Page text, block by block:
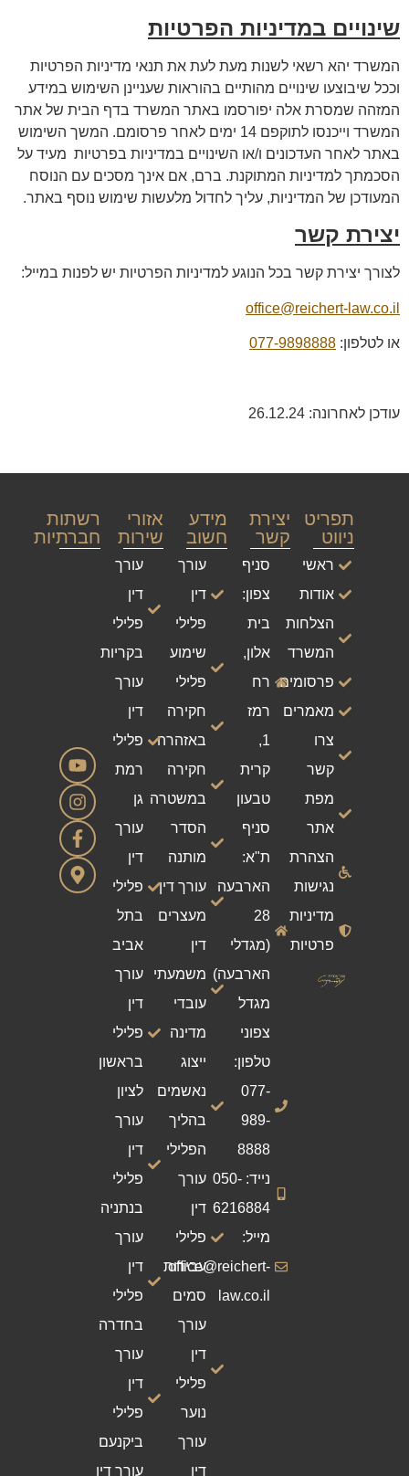
שינויים במדיניות הפרטיות
המשרד יהא רשאי לשנות מעת לעת את תנאי מדיניות הפרטיות
וככל שיבוצעו שינויים מהותיים בהוראות שעניינן השימוש במידע
המזהה שמסרת אלה יפורסמו באתר המשרד בדף הבית של אתר
המשרד וייכנסו לתוקפם 14 ימים לאחר פרסומם. המשך השימוש
באתר לאחר העדכונים ו/או השינויים במדיניות בפרטיות מעיד על
הסכמתך למדיניות המתוקנת. ברם, אם אינך מסכים עם הנוסח
המעודכן של המדיניות, עליך לחדול מלעשות שימוש נוסף באתר.
יצירת קשר
לצורך יצירת קשר בכל הנוגע למדיניות הפרטיות יש לפנות במייל:
office@reichert-law.co.il
או לטלפון: 077-9898888
עודכן לאחרונה: 26.12.24
תפריט
ניווט
ראשי
אודות
הצלחות
המשרד
פרסומים
מאמרים
צרו
קשר
מפת
אתר
הצהרת
נגישות
מדיניות
פרטיות
יצירת
קשר
סניף
צפון:
בית
אלון,
רח
רמז
1,
קרית
טבעון
סניף
ת"א:
הארבעה
28
(מגדלי
הארבעה)
מגדל
צפוני
טלפון:
077-
989-
8888
נייד: 050-
6216884
מייל:
office@reichert-
law.co.il
מידע
חשוב
עורך
דין
פלילי
שימוע
פלילי
חקירה
באזהרה
חקירה
במשטרה
הסדר
מותנה
עורך דין
מעצרים
דין
משמעתי
עובדי
מדינה
ייצוג
נאשמים
בהליך
הפלילי
עורך
דין
פלילי
עבירות
סמים
עורך
דין
פלילי
נוער
עורך
דין
אזורי
שירות
עורך
דין
פלילי
בקריות
עורך
דין
פלילי
רמת
גן
עורך
דין
פלילי
בתל
אביב
עורך
דין
פלילי
בראשון
לציון
עורך
דין
פלילי
בנתניה
עורך
דין
פלילי
בחדרה
עורך
דין
פלילי
ביקנעם
עורך דין
רשתות
חברתיות